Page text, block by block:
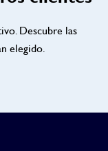
Descubre las
elegido.